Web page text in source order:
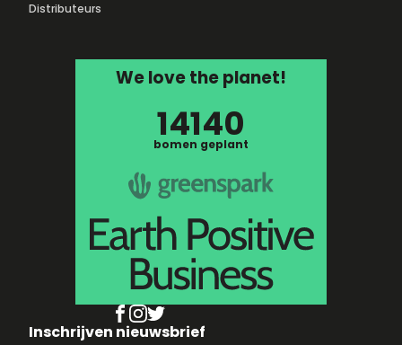
Distributeurs
We love the planet!
14140
bomen geplant
Inschrijven nieuwsbrief